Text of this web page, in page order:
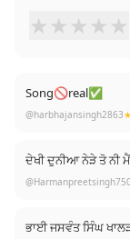
★ ★ ★ ★ ★
Song🚫real✅
@harbhajansingh2863
ਦੇਖੀ ਦੁਨੀਆ ਨੇੜੇ ਤੋ ਨੀ